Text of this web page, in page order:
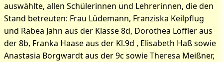
auswählte, allen Schülerinnen und Lehrerinnen, die den
Stand betreuten: Frau Lüdemann, Franziska Keilpflug
und Rabea Jahn aus der Klasse 8d, Dorothea Löffler aus
der 8b, Franka Haase aus der Kl.9d , Elisabeth Haß sowie
Anastasia Borgwardt aus der 9c sowie Theresa Meißner,